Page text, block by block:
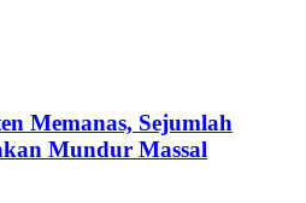
Memanas, Sejumlah
Mundur Massal